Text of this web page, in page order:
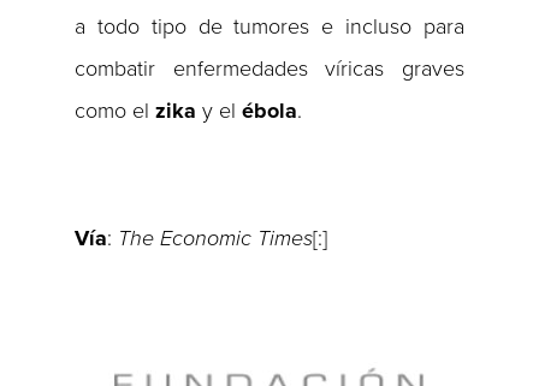
a todo tipo de tumores e incluso para
combatir enfermedades víricas graves
como elzika y elébola.
Vía: The Economic Times[:]